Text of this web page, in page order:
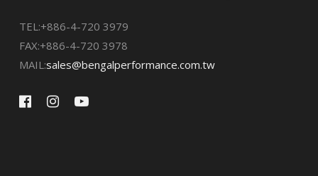
TEL:+886-4-720 3979
FAX:+886-4-720 3978
MAIL:sales@bengalperformance.com.tw